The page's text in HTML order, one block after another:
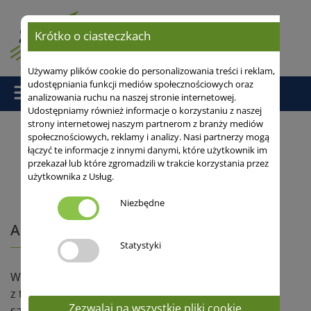
Strona główna/Serwis /Artykuly/ ADMONT A/B - Stres go nie
rusza
ADMONT A/B - Stres go nie rusza
W Polsce posiadamy 18 759 797 ha użytków ornych
z tego grunty rolne stanowią 13 634 967 reszta to
Krótko o ciasteczkach
Używamy plików cookie do personalizowania treści i reklam,
udostępniania funkcji mediów społecznościowych oraz
analizowania ruchu na naszej stronie internetowej.
Udostępniamy również informacje o korzystaniu z naszej
strony internetowej naszym partnerom z branży mediów
społecznościowych, reklamy i analizy. Nasi partnerzy mogą
łączyć te informacje z innymi danymi, które użytkownik im
przekazał lub które zgromadzili w trakcie korzystania przez
użytkownika z Usług.
Niezbędne
Statystyki